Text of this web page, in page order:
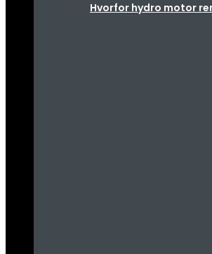
Hvorfor hydro motor